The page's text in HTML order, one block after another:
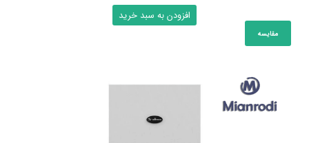
افزودن به سبد خرید
مقایسه